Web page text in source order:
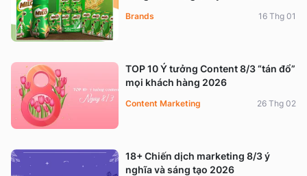
Brands 16 Thg 01
TOP 10 Ý tưởng Content 8/3 “tán đổ”
mọi khách hàng 2026
Content Marketing 26 Thg 02
18+ Chiến dịch marketing 8/3 ý
nghĩa và sáng tạo 2026